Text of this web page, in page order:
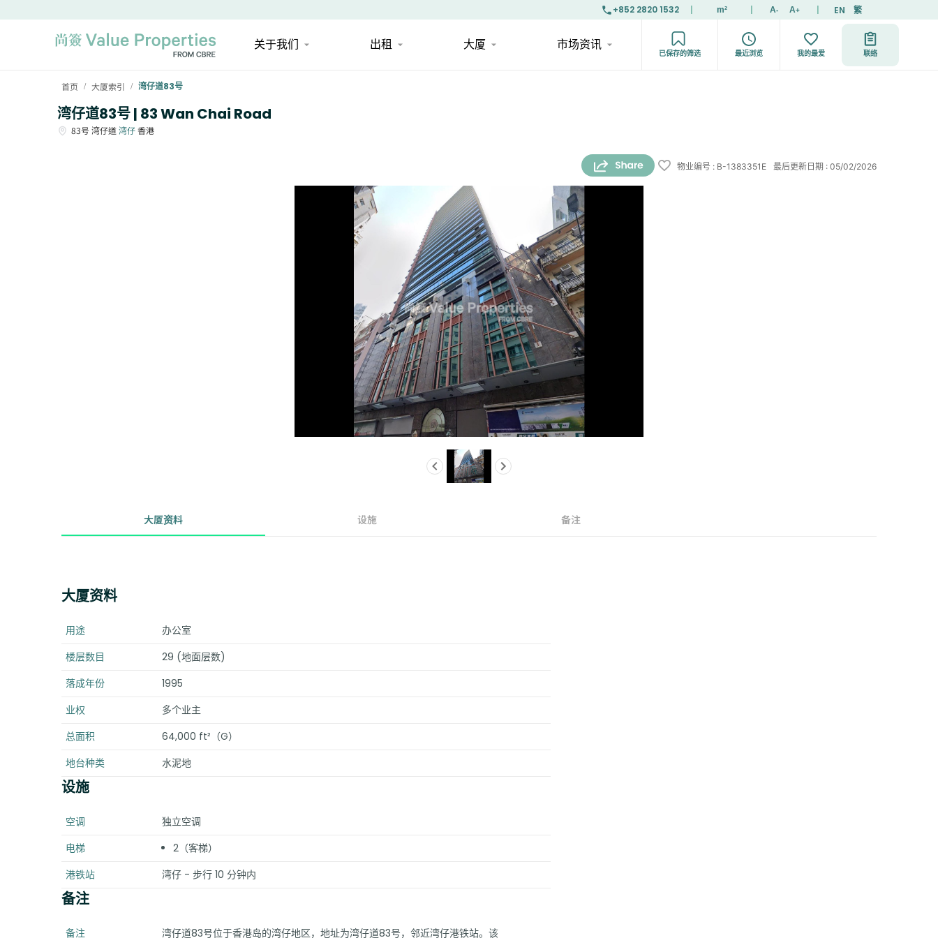
+852 2820 1532 m² A- A+ EN 繁
关于我们 出租 大厦 市场资讯
已保存的筛选 最近浏览 我的最爱 联络
首页 / 大厦索引 / 湾仔道83号
湾仔道83号 | 83 Wan Chai Road
83号 湾仔道湾仔香港
物业编号 : B-1383351E 最后更新日期 : 05/02/2026
大厦资料 设施 备注
大厦资料
用途
办公室
楼层数目
29 (地面层数)
落成年份
1995
业权
多个业主
总面积
64,000 ft²（G）
地台种类
水泥地
设施
空调
独立空调
电梯
2（客梯）
港铁站
湾仔 - 步行 10 分钟内
备注
备注 湾仔道83号位于香港岛的湾仔地区，地址为湾仔道83号，邻近湾仔港铁站。该